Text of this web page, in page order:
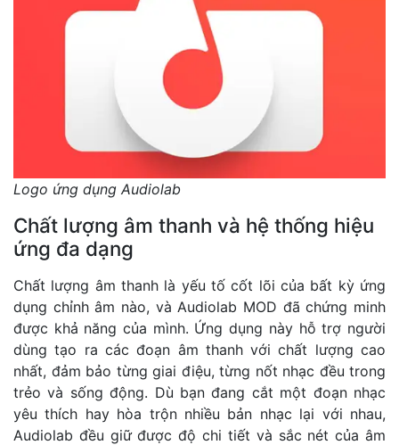
Logo ứng dụng Audiolab
Chất lượng âm thanh và hệ thống hiệu
ứng đa dạng
Chất lượng âm thanh là yếu tố cốt lõi của bất kỳ ứng
dụng chỉnh âm nào, và Audiolab MOD đã chứng minh
được khả năng của mình. Ứng dụng này hỗ trợ người
dùng tạo ra các đoạn âm thanh với chất lượng cao
nhất, đảm bảo từng giai điệu, từng nốt nhạc đều trong
trẻo và sống động. Dù bạn đang cắt một đoạn nhạc
yêu thích hay hòa trộn nhiều bản nhạc lại với nhau,
Audiolab đều giữ được độ chi tiết và sắc nét của âm